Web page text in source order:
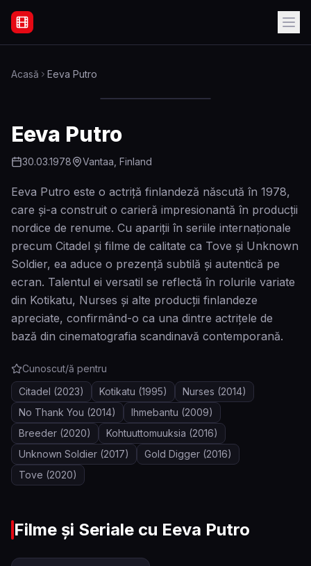
Filme Online Subtitrate - Acasă
Acasă Eeva Putro
Eeva Putro
30.03.1978 Vantaa, Finland
Eeva Putro este o actriță finlandeză născută în 1978,
care și-a construit o carieră impresionantă în producții
nordice de renume. Cu apariții în seriile internaționale
precum Citadel și filme de calitate ca Tove și Unknown
Soldier, ea aduce o prezență subtilă și autentică pe
ecran. Talentul ei versatil se reflectă în rolurile variate
din Kotikatu, Nurses și alte producții finlandeze
apreciate, confirmând-o ca una dintre actrițele de
bază din cinematografia scandinavă contemporană.
Cunoscut/ă pentru
Citadel (2023) Kotikatu (1995) Nurses (2014)
No Thank You (2014) Ihmebantu (2009)
Breeder (2020) Kohtuuttomuuksia (2016)
Unknown Soldier (2017) Gold Digger (2016)
Tove (2020)
Filme și Seriale cu Eeva Putro